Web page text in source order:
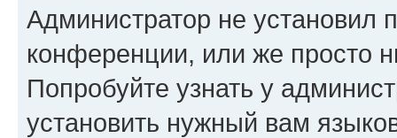
Администратор не установил
конференции, или же просто
Попробуйте узнать у
установить нужный вам